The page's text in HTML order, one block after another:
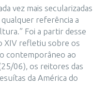
vez mais secularizadas
referência a
Foi a partir desse
XIV refletiu sobre os
contemporâneo ao
06), os reitores das
da América do